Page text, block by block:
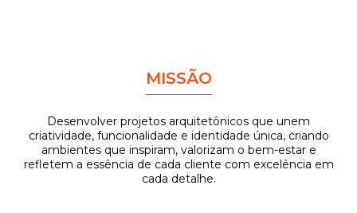
MISSÃO
Desenvolver projetos arquitetônicos que unem
criatividade, funcionalidade e identidade única, criando
ambientes que inspiram, valorizam o bem-estar e
refletem a essência de cada cliente com excelência em
cada detalhe.